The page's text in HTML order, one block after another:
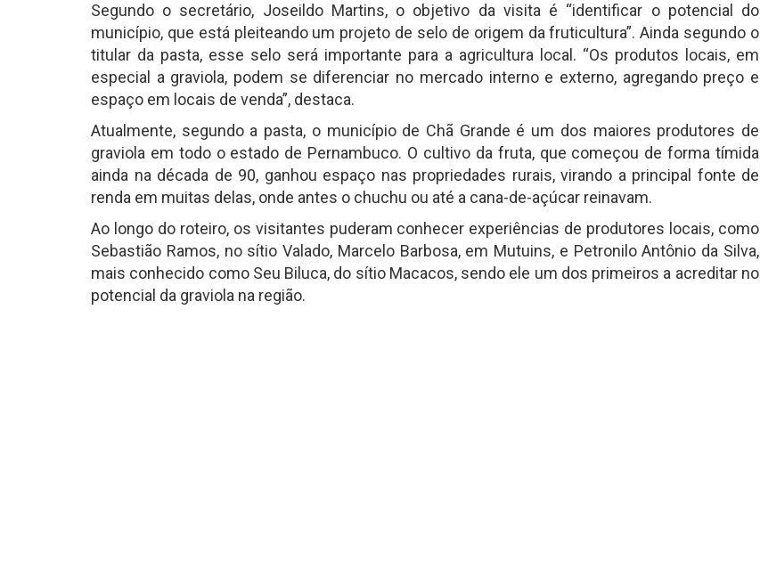
Segundo o secretário, Joseildo Martins, o objetivo da visita é “identificar o potencial do
município, que está pleiteando um projeto de selo de origem da fruticultura”. Ainda segundo o
titular da pasta, esse selo será importante para a agricultura local. “Os produtos locais, em
especial a graviola, podem se diferenciar no mercado interno e externo, agregando preço e
espaço em locais de venda”, destaca.
Atualmente, segundo a pasta, o município de Chã Grande é um dos maiores produtores de
graviola em todo o estado de Pernambuco. O cultivo da fruta, que começou de forma tímida
ainda na década de 90, ganhou espaço nas propriedades rurais, virando a principal fonte de
renda em muitas delas, onde antes o chuchu ou até a cana-de-açúcar reinavam.
Ao longo do roteiro, os visitantes puderam conhecer experiências de produtores locais, como
Sebastião Ramos, no sítio Valado, Marcelo Barbosa, em Mutuins, e Petronilo Antônio da Silva,
mais conhecido como Seu Biluca, do sítio Macacos, sendo ele um dos primeiros a acreditar no
potencial da graviola na região.